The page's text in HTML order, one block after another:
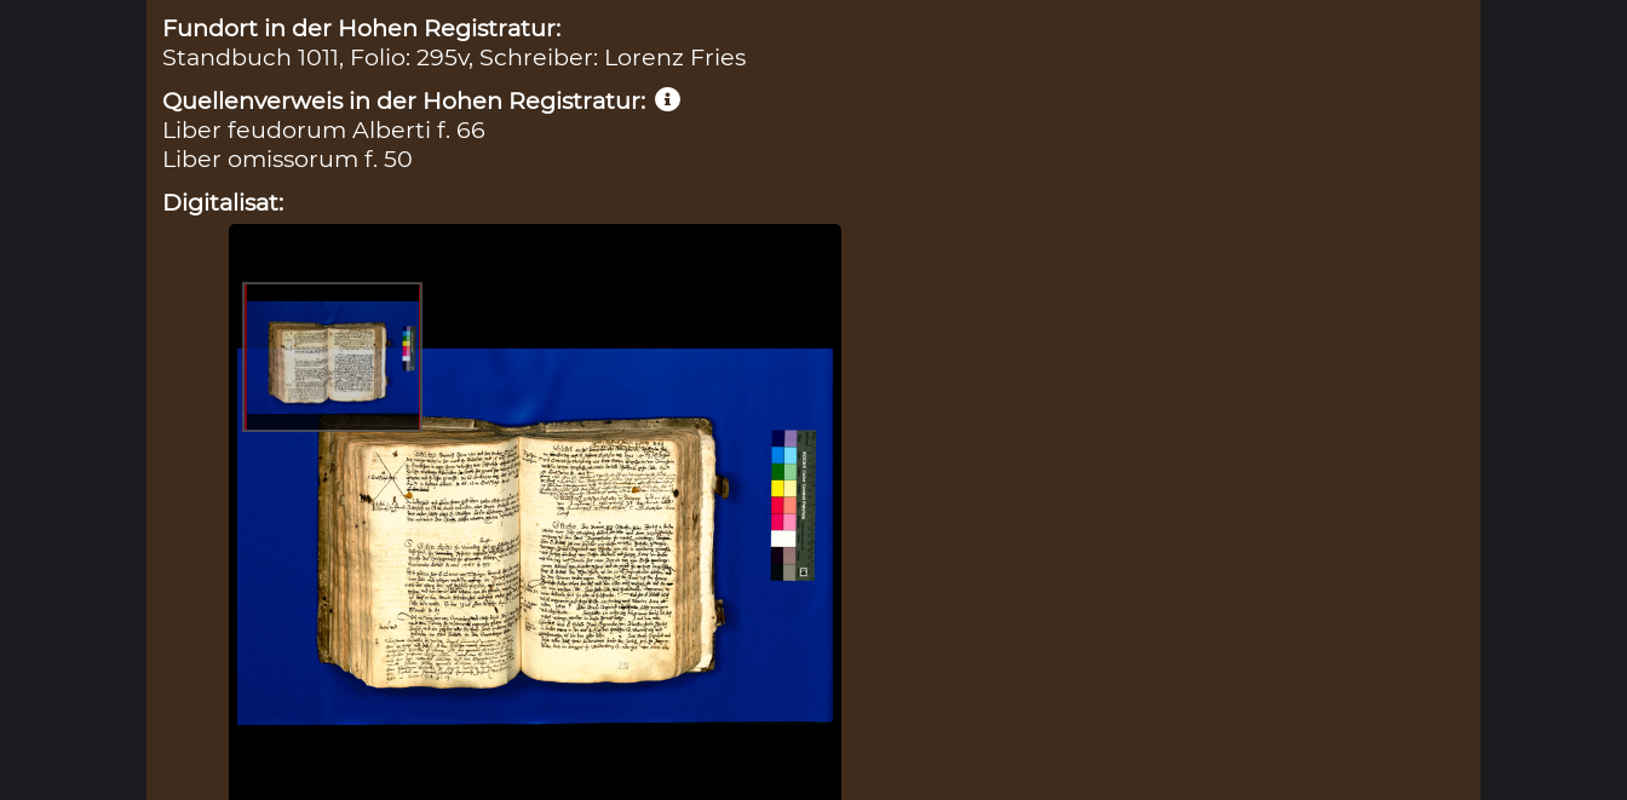
Fundort in der Hohen Registratur:
Standbuch 1011, Folio: 295v, Schreiber: Lorenz Fries
Quellenverweis in der Hohen Registratur:
Liber feudorum Alberti f. 66
Liber omissorum f. 50
Digitalisat: